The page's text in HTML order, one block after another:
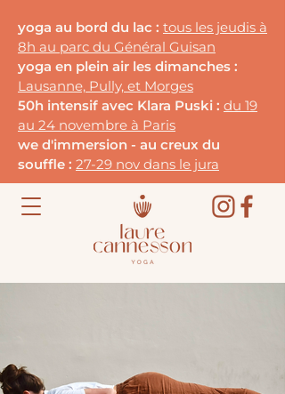
yoga au bord du lac : tous les jeudis à
8h au parc du Général Guisan
yoga en plein air les dimanches :
Lausanne, Pully, et Morges
50h intensif avec Klara Puski : du 19
au 24 novembre à Paris
we d'immersion - au creux du
souffle : 27-29 nov dans le jura